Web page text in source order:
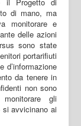
di mano, ma
monitorare e
delle azioni
sono state
portarifiuti
d’informazione
da tenere in
non sono
gli
si avvicinano ai